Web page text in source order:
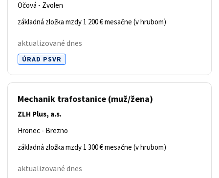
Očová - Zvolen
základná zložka mzdy 1 200 € mesačne (v hrubom)
aktualizované dnes
ÚRAD PSVR
Mechanik trafostanice (muž/žena)
ZLH Plus, a.s.
Hronec - Brezno
základná zložka mzdy 1 300 € mesačne (v hrubom)
aktualizované dnes